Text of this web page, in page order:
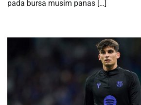
pada bursa musim panas […]